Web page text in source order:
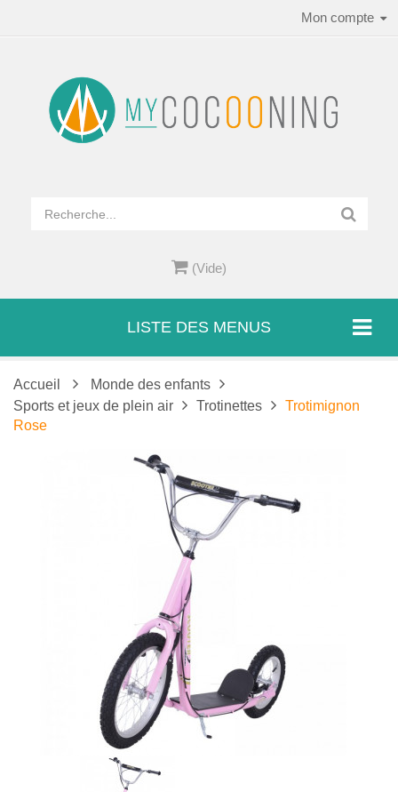
Mon compte
(Vide)
LISTE DES MENUS
Accueil
Monde des enfants
Sports et jeux de plein air
Trotinettes
Trotimignon
Rose